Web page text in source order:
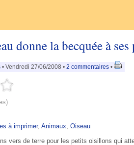
donne la becquée à ses
• Vendredi 27/06/2008 • 2 commentaires •
à imprimer, Animaux Oiseau
vers de terre pour les petits oisillons qui